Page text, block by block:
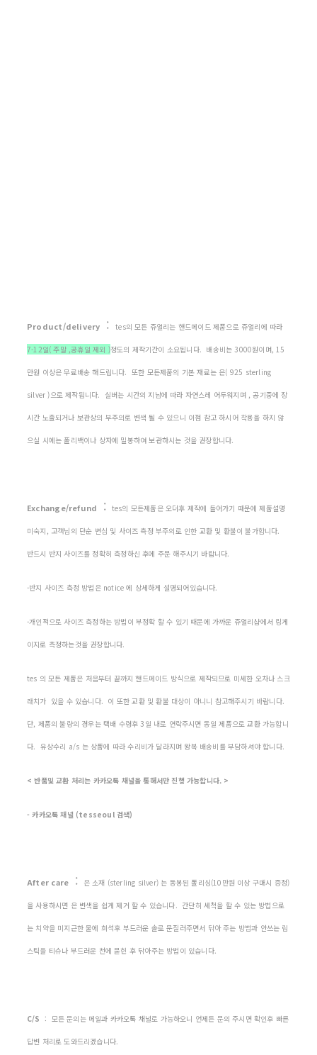
Product/delivery :tes의 모든 쥬얼리는 핸드메이드 제품으로 쥬얼리에 따라
7-12일( 주말 ,공휴일 제외 )정도의 제작기간이 소요됩니다. 배송비는 3000원이며, 15
만원 이상은 무료배송 해드립니다. 또한 모든제품의 기본 재료는 은( 925 sterling
silver )으로 제작됩니다. 실버는 시간의 지남에 따라 자연스레 어두워지며 , 공기중에 장
시간 노출되거나 보관상의 부주의로 변색 될 수 있으니 이점 참고 하시어 착용을 하지 않
으실 시에는 폴리백이나 상자에 밀봉하여 보관하시는 것을 권장합니다.
Exchange/refund : tes의 모든제품은 오더후 제작에 들어가기 때문에 제품설명
미숙지, 고객님의 단순 변심 및 사이즈 측정 부주의로 인한 교환 및 환불이 불가합니다.
반드시 반지 사이즈를 정확히 측정하신 후에 주문 해주시기 바랍니다.
-반지 사이즈 측정 방법은 notice 에 상세하게 설명되어있습니다.
-개인적으로 사이즈 측정하는 방법이 부정확 할 수 있기 때문에 가까운 쥬얼리샵에서 링게
이지로 측정하는것을 권장합니다.
tes 의 모든 제품은 처음부터 끝까지 핸드메이드 방식으로 제작되므로 미세한 오차나 스크
래치가 있을 수 있습니다. 이 또한 교환 및 환불 대상이 아니니 참고해주시기 바랍니다.
단, 제품의 불량의 경우는 택배 수령후 3일 내로 연락주시면 동일 제품으로 교환 가능합니
다. 유상수리 a/s 는 상품에 따라 수리비가 달라지며 왕복 배송비를 부담하셔야 합니다.
< 반품및 교환 처리는 카카오톡 채널을 통해서만 진행 가능합니다. >
- 카카오톡 채널 (tesseoul 검색)
After care : 은 소재 (sterling silver) 는 동봉된 폴리싱(10만원 이상 구매시 증정)
을 사용하시면 은 변색을 쉽게 제거 할 수 있습니다. 간단히 세척을 할 수 있는 방법으로
는 치약을 미지근한 물에 희석후 부드러운 솔로 문질러주면서 닦아 주는 방법과 안쓰는 립
스틱을 티슈나 부드러운 천에 묻힌 후 닦아주는 방법이 있습니다.
C/S : 모든 문의는 메일과 카카오톡 채널로 가능하오니 언제든 문의 주시면 확인후 빠른
답변 처리로 도와드리겠습니다.